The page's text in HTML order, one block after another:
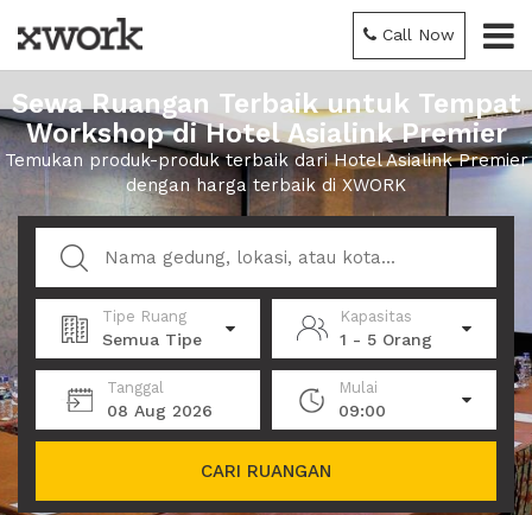
Call Now
Sewa Ruangan Terbaik untuk Tempat
Workshop di Hotel Asialink Premier
Temukan produk-produk terbaik dari Hotel Asialink Premier
dengan harga terbaik di XWORK
Tipe Ruang
Semua Tipe
Kapasitas
1 - 5 Orang
Tanggal
08 Aug 2026
Mulai
09:00
CARI RUANGAN